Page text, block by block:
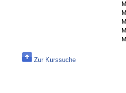
Zur Kurssuche